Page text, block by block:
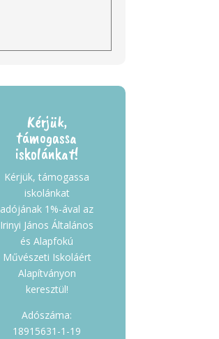
Kérjük,
támogassa
iskolánkat!
Kérjük, támogassa
iskolánkat
adójának 1%-ával az
Irinyi János Általános
és Alapfokú
Művészeti Iskoláért
Alapítványon
keresztül!
Adószáma:
18915631-1-19